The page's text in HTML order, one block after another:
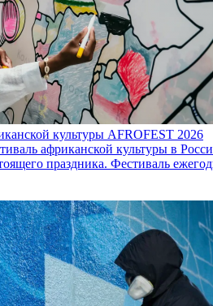
культуры AFROFEST 2026
африканской культуры в
праздника. Фестиваль